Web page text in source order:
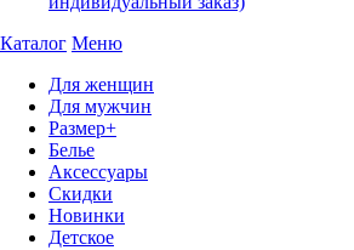
Каталог Меню
Для женщин
Для мужчин
Размер+
Белье
Аксессуары
Скидки
Новинки
Детское